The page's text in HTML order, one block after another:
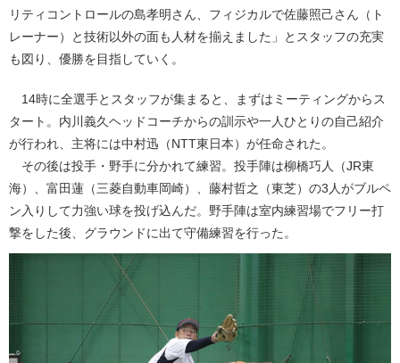
リティコントロールの島孝明さん、フィジカルで佐藤照己さん（ト
レーナー）と技術以外の面も人材を揃えました」とスタッフの充実
も図り、優勝を目指していく。
14時に全選手とスタッフが集まると、まずはミーティングからス
タート。内川義久ヘッドコーチからの訓示や一人ひとりの自己紹介
が行われ、主将には中村迅（NTT東日本）が任命された。
その後は投手・野手に分かれて練習。投手陣は柳橋巧人（JR東
海）、富田蓮（三菱自動車岡崎）、藤村哲之（東芝）の3人がブルペ
ン入りして力強い球を投げ込んだ。野手陣は室内練習場でフリー打
撃をした後、グラウンドに出て守備練習を行った。